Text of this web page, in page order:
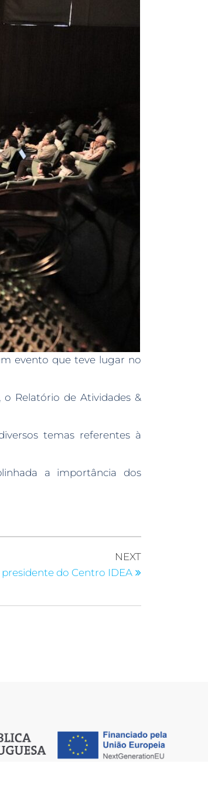
evento que teve lugar no
Relatório de Atividades &
temas referentes à
a importância dos
NEXT
do Centro IDEA